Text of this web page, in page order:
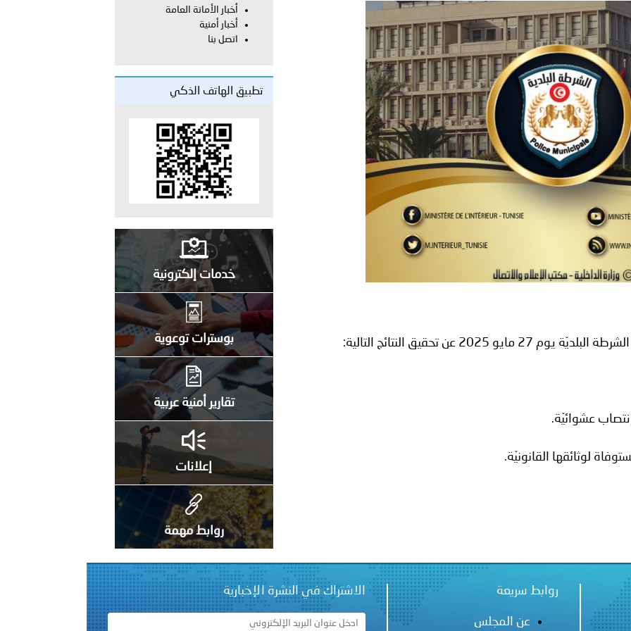
فلسطين ـ 1448/02/22هـ ــ الموافق 2026/08/05 م - الشرطة الفلسطينية والكلية الدولية الجامعية للعلوم والصحة توقعان اتفاقية
في المجالات الأكاديمية والتدريبية، والتوعية والإرشاد المجتمعي..
الإمارات ـ 1448/02/22هـ ــ الموافق 2026/08/05 م - شرطة أبوظبي تحذر من زيادة عدد الركاب في المركبات حفاظًا على سلامة
الإمارات ـ 1448/02/22هـ ــ الموافق 2026/08/05 م - شرطة أبوظبي تطلع وفد الشرطة الإيطالية على منظومتي التأهيل الشرطي
الإمارات ـ 1448/02/22هـ ــ الموافق 2026/08/05 م - شرطة أبوظبي تنظم حملة للتبرع بالدم في منطقة الظفرة تعزيزا للمسؤولية
عن تحقيق النتائج التالية:
أخبار الأمانة العامة
أخبار أمنية
اتصل بنا
تطبيق الهاتف الذكي
خدمات إلكترونية
بوسترات توعوية
تقارير أمنية عربية
إعلانات
روابط مهمة
روابط سريعة
عن المجلس
الاشتراك في النشرة الإخبارية